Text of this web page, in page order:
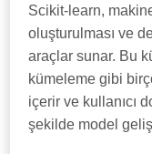
Scikit-learn,
oluşturulması ve
araçlar sunar. Bu
kümeleme gibi
içerir ve kullanıcı
şekilde model